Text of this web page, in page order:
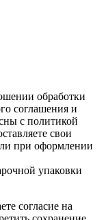
обработки
соглашения и
с политикой
свои
при оформлении
упаковки
согласие на